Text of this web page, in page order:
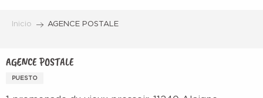
Inicio AGENCE POSTALE
AGENCE POSTALE
PUESTO